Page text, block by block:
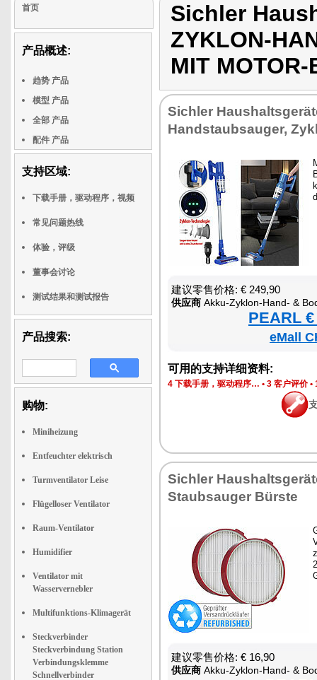
首页
产品概述:
趋势 产品
模型 产品
全部 产品
配件 产品
支持区域:
下载手册，驱动程序，视频
常见问题热线
体验，评级
董事会讨论
测试结果和测试报告
产品搜索:
购物:
Miniheizung
Entfeuchter elektrisch
Turmventilator Leise
Flügelloser Ventilator
Raum-Ventilator
Humidifier
Ventilator mit
Wasservernebler
Multifunktions-Klimagerät
Steckverbinder
Steckverbindung Station
Verbindungsklemme
Schnellverbinder
Sichler
ZYKLON-
MIT MOTOR-
Sichler
Handstaubsauger,
建议零售价格: € 249,90
供应商 Akku-Zyklon-Hand- & Boden-
PEARL
eMall
可用的支持详细资料:
4 下载手册，驱动程序… • 3 客户评价•
Sichler
Staubsauger Bürste
建议零售价格: € 16,90
供应商 Akku-Zyklon-Hand- & Boden-